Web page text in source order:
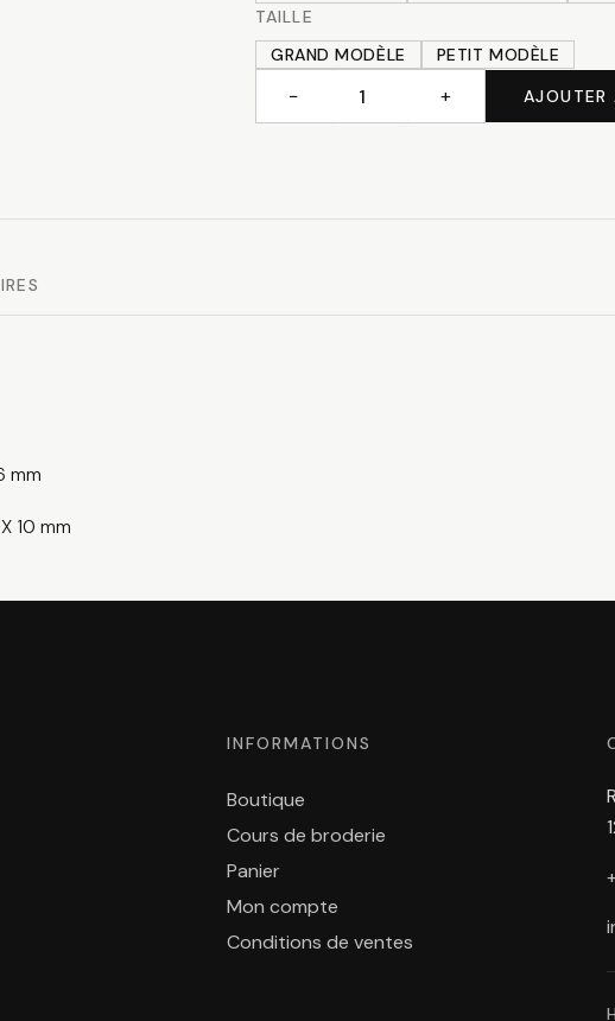
TAILLE
GRAND MODÈLE
PETIT MODÈLE
− + AJOUTER
mm
10 mm
INFORMATIONS
Boutique
Cours de broderie
Panier
Mon compte
Conditions de ventes